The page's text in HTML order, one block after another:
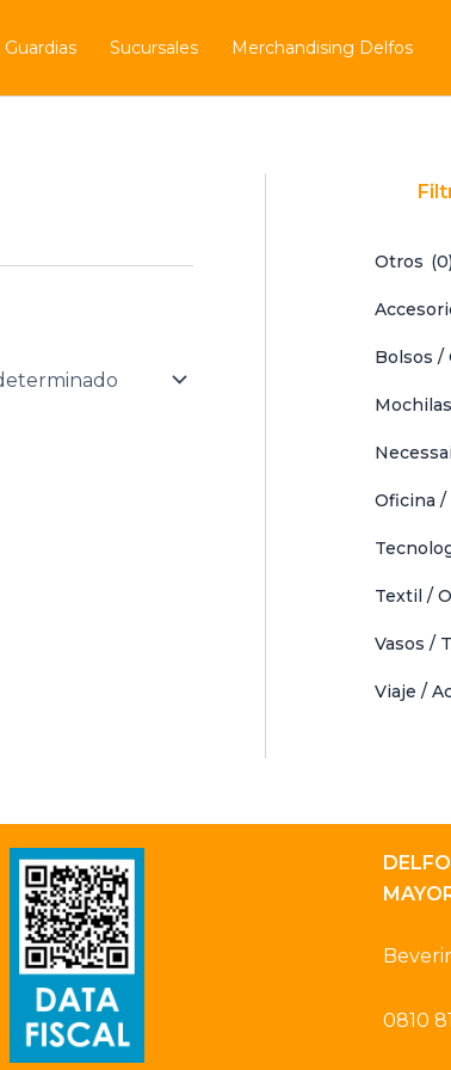
Guardias Sucursales Merchandising Delfos
Otros (0)
Bolsos /
Mochilas
Oficina /
Textil /
Vasos /
Viaje /
0810